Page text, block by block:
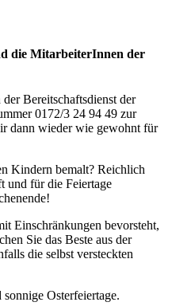
die MitarbeiterInnen der
Bereitschaftsdienst der
0172/3 24 94 49 zur
dann wieder wie gewohnt für
Kindern bemalt? Reichlich
und für die Feiertage
Einschränkungen bevorsteht,
Sie das Beste aus der
die selbst versteckten
Osterfeiertage.